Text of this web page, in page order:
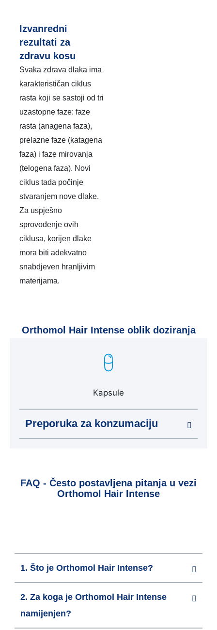
Izvanredni
rezultati za
zdravu kosu
Svaka zdrava dlaka ima
karakterističan ciklus
rasta koji se sastoji od tri
uzastopne faze: faze
rasta (anagena faza),
prelazne faze (katagena
faza) i faze mirovanja
(telogena faza). Novi
ciklus tada počinje
stvaranjem nove dlake.
Za uspješno
sprovođenje ovih
ciklusa, korijen dlake
mora biti adekvatno
snabdjeven hranljivim
materijama.
Orthomol Hair Intense oblik doziranja
Kapsule
Preporuka za konzumaciju
FAQ - Često postavljena pitanja u vezi
Orthomol Hair Intense
1. Što je Orthomol Hair Intense?
2. Za koga je Orthomol Hair Intense
namijenjen?